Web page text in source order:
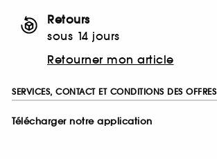
Retours
sous 14 jours
Retourner mon article
SERVICES, CONTACT ET CONDITIONS DES OFFRES
Télécharger notre application